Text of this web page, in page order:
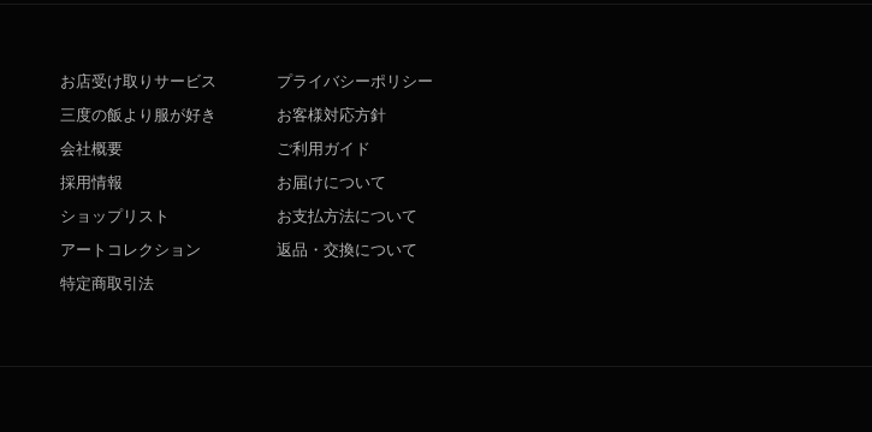
お店受け取りサービス
三度の飯より服が好き
会社概要
採用情報
ショップリスト
アートコレクション
特定商取引法
プライバシーポリシー
お客様対応方針
ご利用ガイド
お届けについて
お支払方法について
返品・交換について